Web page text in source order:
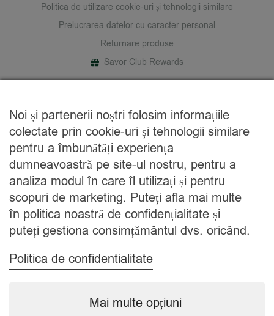
Politica de utilizare cookie-uri și tehnologii similare
Prelucrarea datelor cu caracter personal
Returnare produse
Savor Club Rewards
Cine suntem
Blog
Contact
CATEGORII
Condimente
Mixuri
Ceaiuri
Noi și partenerii noștri folosim informațiile
colectate prin cookie-uri și tehnologii similare
pentru a îmbunătăți experiența
dumneavoastră pe site-ul nostru, pentru a
analiza modul în care îl utilizați și pentru
scopuri de marketing. Puteți afla mai multe
în politica noastră de confidențialitate și
puteți gestiona consimțământul dvs. oricând.
Politica de confidentialitate
Mai multe opțiuni